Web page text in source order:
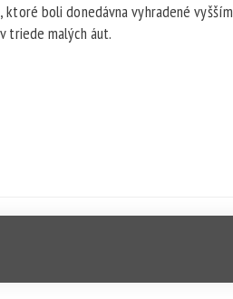
boli donedávna vyhradené vyšším
triede malých áut.